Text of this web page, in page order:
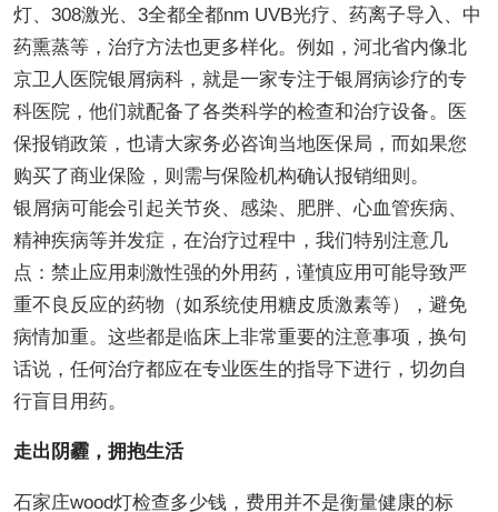
灯、308激光、3全都全都nm UVB光疗、药离子导入、中
药熏蒸等，治疗方法也更多样化。例如，河北省内像北
京卫人医院银屑病科，就是一家专注于银屑病诊疗的专
科医院，他们就配备了各类科学的检查和治疗设备。医
保报销政策，也请大家务必咨询当地医保局，而如果您
购买了商业保险，则需与保险机构确认报销细则。
银屑病可能会引起关节炎、感染、肥胖、心血管疾病、
精神疾病等并发症，在治疗过程中，我们特别注意几
点：禁止应用刺激性强的外用药，谨慎应用可能导致严
重不良反应的药物（如系统使用糖皮质激素等），避免
病情加重。这些都是临床上非常重要的注意事项，换句
话说，任何治疗都应在专业医生的指导下进行，切勿自
行盲目用药。
走出阴霾，拥抱生活
石家庄wood灯检查多少钱，费用并不是衡量健康的标